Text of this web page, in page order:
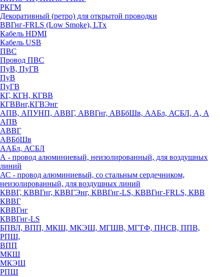
РКГМ
Декоративный (ретро) для открытой проводки
ВВГнг-FRLS (Low Smoke), LTx
Кабель HDMI
Кабель USB
ПВС
Провод ПВС
ПуВ, ПуГВ
ПуВ
ПуГВ
КГ, КГН, КГВВ
КГВВнг,КГВЭнг
АПВ, АПУНП, АВВГ, АВВГнг, АВБбШв, ААБл, АСБЛ, А, А
АПВ
АВВГ
АВБбШв
ААБл, АСБЛ
А - провод алюминиевый, неизолированный, для воздушных
линий
АС - провод алюминиевый, со стальным сердечником,
неизолированный, для воздушных линий
КВВГ, КВВГнг, КВВГЭнг, КВВГнг-LS, КВВГнг-FRLS, КВВ
КВВГ
КВВГнг
КВВГнг-LS
БПВЛ, ВПП, МКШ, МКЭШ, МГШВ, МГТФ, ПНСВ, ППВ,
РПШ,
ВПП
МКШ
МКЭШ
РПШ